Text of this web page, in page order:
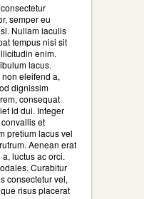
semper eu
Nullam iaculis
tempus nisi sit
enim.
lacus.
eleifend a,
dignissim
consequat
id dui. Integer
et
pretium lacus vel
Aenean erat
luctus ac orci.
Curabitur
consectetur vel,
risus placerat